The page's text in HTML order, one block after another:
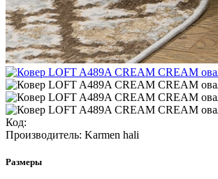
Код:
Производитель: Karmen hali
Размеры